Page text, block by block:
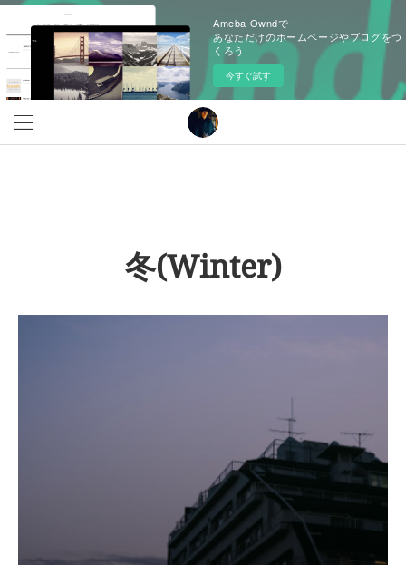
Ameba Owndで
あなただけのホームページやブログをつ
くろう
今すぐ試す
冬(Winter)